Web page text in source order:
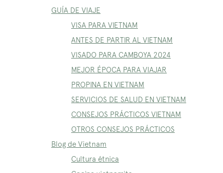
GUÍA DE VIAJE
VISA PARA VIETNAM
ANTES DE PARTIR AL VIETNAM
VISADO PARA CAMBOYA 2024
MEJOR ÉPOCA PARA VIAJAR
PROPINA EN VIETNAM
SERVICIOS DE SALUD EN VIETNAM
CONSEJOS PRÁCTICOS VIETNAM
OTROS CONSEJOS PRÁCTICOS
Blog de Vietnam
Cultura étnica